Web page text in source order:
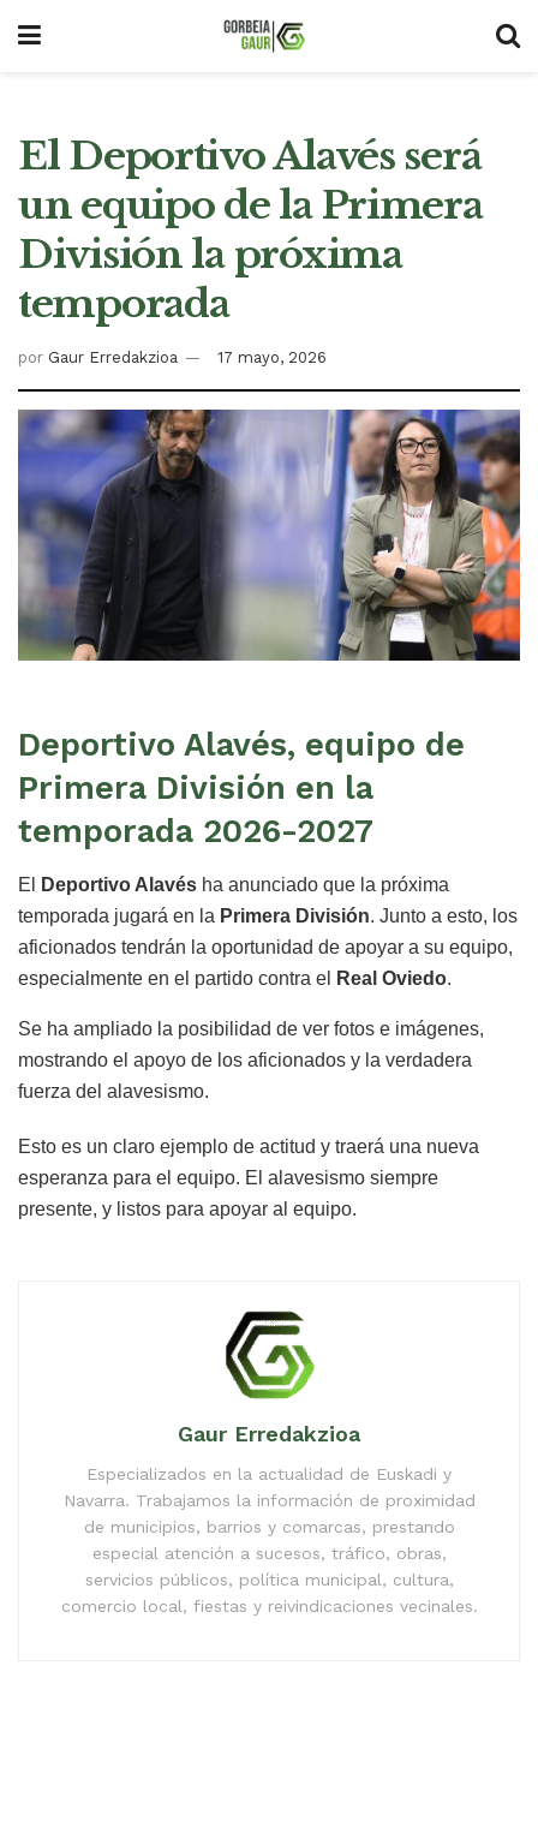
El Deportivo Alavés será
un equipo de la Primera
División la próxima
temporada
por Gaur Erredakzioa 17 mayo, 2026
Deportivo Alavés, equipo de
Primera División en la
temporada 2026-2027
El Deportivo Alavés ha anunciado que la próxima
temporada jugará en la Primera División. Junto a esto, los
aficionados tendrán la oportunidad de apoyar a su equipo,
especialmente en el partido contra el
Real Oviedo.
Se ha ampliado la posibilidad de ver fotos e imágenes,
mostrando el apoyo de los aficionados y la verdadera
fuerza del alavesismo.
Esto es un claro ejemplo de actitud y traerá una nueva
esperanza para el equipo. El alavesismo siempre
presente, y listos para apoyar al equipo.
Gaur Erredakzioa
Especializados en la actualidad de Euskadi y
Navarra. Trabajamos la información de proximidad
de municipios, barrios y comarcas, prestando
especial atención a sucesos, tráfico, obras,
servicios públicos, política municipal, cultura,
comercio local, fiestas y reivindicaciones vecinales.